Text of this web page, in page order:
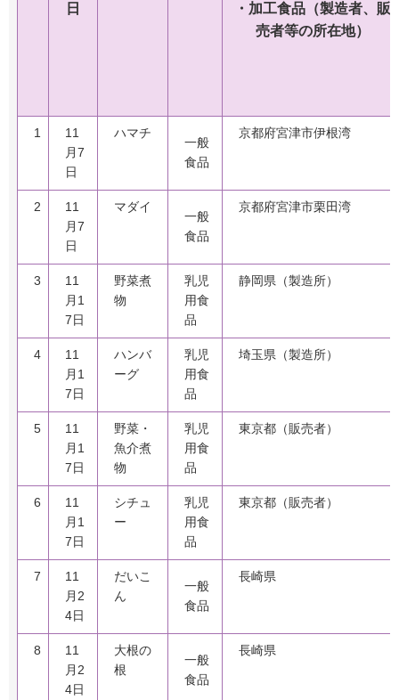
日
・加工食品 （製造者、 販
売者等の所在地）
1
11
月7
日
ハマチ
一般
食品
京都府宮津市伊根湾
2
11
月7
日
マダイ
一般
食品
京都府宮津市栗田湾
3
11
月1
7日
野菜煮
物
乳児
用食
品
静岡県（製造所）
4
11
月1
7日
ハンバ
ーグ
乳児
用食
品
埼玉県（製造所）
5
11
月1
7日
野菜・
魚介煮
物
乳児
用食
品
東京都（販売者）
6
11
月1
7日
シチュ
ー
乳児
用食
品
東京都（販売者）
7
11
月2
4日
だいこ
ん
一般
食品
長崎県
8
11
月2
4日
大根の
根
一般
食品
長崎県